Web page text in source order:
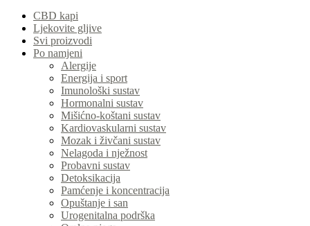
CBD kapi
Ljekovite gljive
Svi proizvodi
Po namjeni
Alergije
Energija i sport
Imunološki sustav
Hormonalni sustav
Mišićno-koštani sustav
Kardiovaskularni sustav
Mozak i živčani sustav
Nelagoda i nježnost
Probavni sustav
Detoksikacija
Pamćenje i koncentracija
Opuštanje i san
Urogenitalna podrška